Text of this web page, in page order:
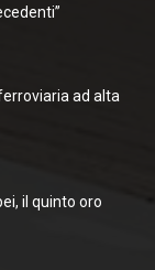
ad alta
il quinto oro